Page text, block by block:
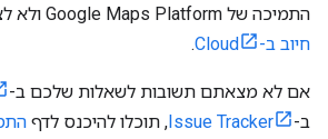
התמיכה של Google Maps Platform ולא לצוות
חיוב ב-Cloud
.
אם לא מצאתם תשובות לשאלות שלכם ב-
ב-
Issue Tracker, תוכלו להיכנס לדף